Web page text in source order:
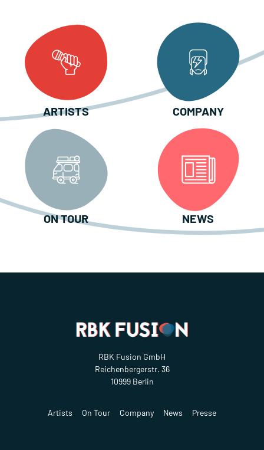
ARTISTS COMPANY
ON TOUR NEWS
RBK Fusion GmbH
Reichenbergerstr. 36
10999 Berlin
Artists On Tour Company News Presse